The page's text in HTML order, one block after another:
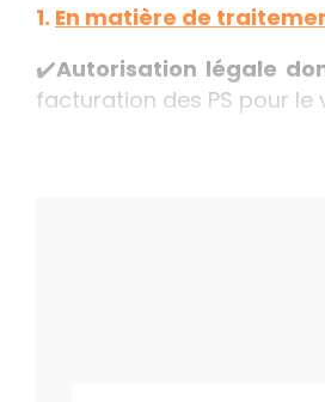
1. En matière de
✔️Autorisation légale
facturation des PS pour